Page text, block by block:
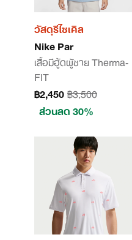
วัสดุรีไซเคิล
Nike Par
เสื้อมีฮู้ดผู้ชาย Therma-
FIT
฿2,450฿3,500
ส่วนลด 30%